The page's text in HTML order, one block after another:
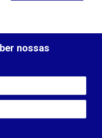
nossas